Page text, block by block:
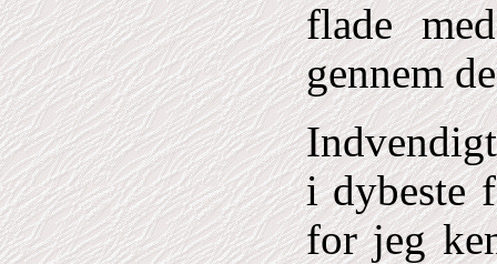
flade
gennem
i dybeste
for jeg